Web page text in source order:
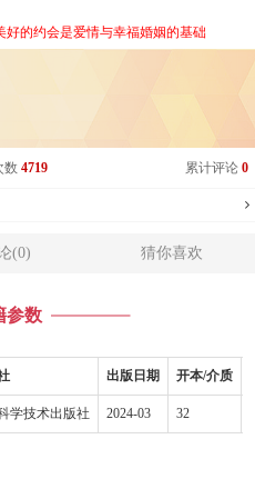
的约会是爱情与幸福婚姻的基础
数 4719 累计评论 0
(0) 猜你喜欢
参数
出版日期 开本/介质
学技术出版社 2024-03 32